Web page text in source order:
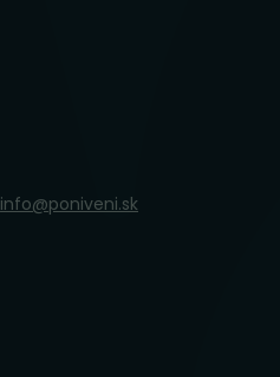
info@poniveni.sk